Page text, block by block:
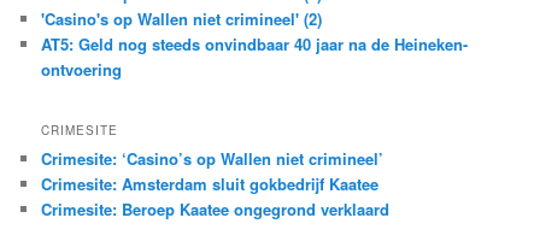
'Casino's op Wallen niet crimineel' (2)
AT5: Geld nog steeds onvindbaar 40 jaar na de Heineken-
ontvoering
CRIMESITE
Crimesite: ‘Casino’s op Wallen niet crimineel’
Crimesite: Amsterdam sluit gokbedrijf Kaatee
Crimesite: Beroep Kaatee ongegrond verklaard